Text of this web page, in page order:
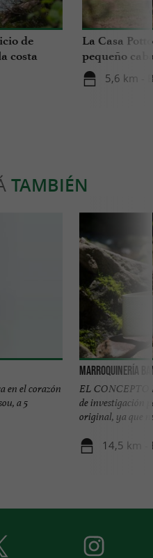
de
costa
martes
La Casa
pequeño
Vasco.
5,6 km -
TAMBIÉN
en el corazón
a 5
Marroquinería
EL CONCEPTO
de investigación
original, ya que
14,5 km -